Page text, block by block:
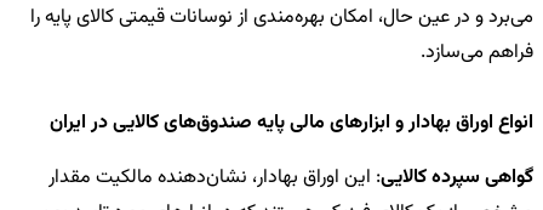
می‌برد و در عین حال، امکان بهره‌مندی از نوسانات قیمتی کالای پایه را
فراهم می‌سازد.
انواع اوراق بهادار و ابزارهای مالی پایه صندوق‌های کالایی در ایران
گواهی سپرده کالایی: این اوراق بهادار، نشان‌دهنده مالکیت مقدار